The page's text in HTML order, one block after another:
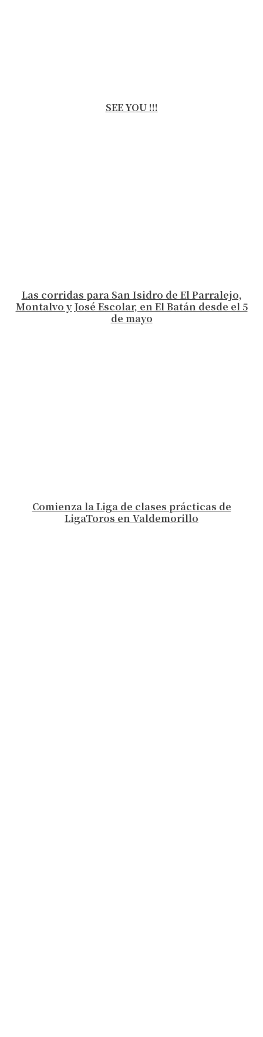
SEE YOU !!!
Las corridas para San Isidro de El Parralejo,
Montalvo y José Escolar, en El Batán desde el 5
de mayo
Comienza la Liga de clases prácticas de
LigaToros en Valdemorillo